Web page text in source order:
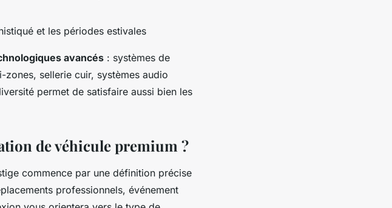
et les périodes estivales
avancés : systèmes de
sellerie cuir, systèmes audio
permet de satisfaire aussi bien les
de véhicule premium ?
commence par une définition précise
professionnels, événement